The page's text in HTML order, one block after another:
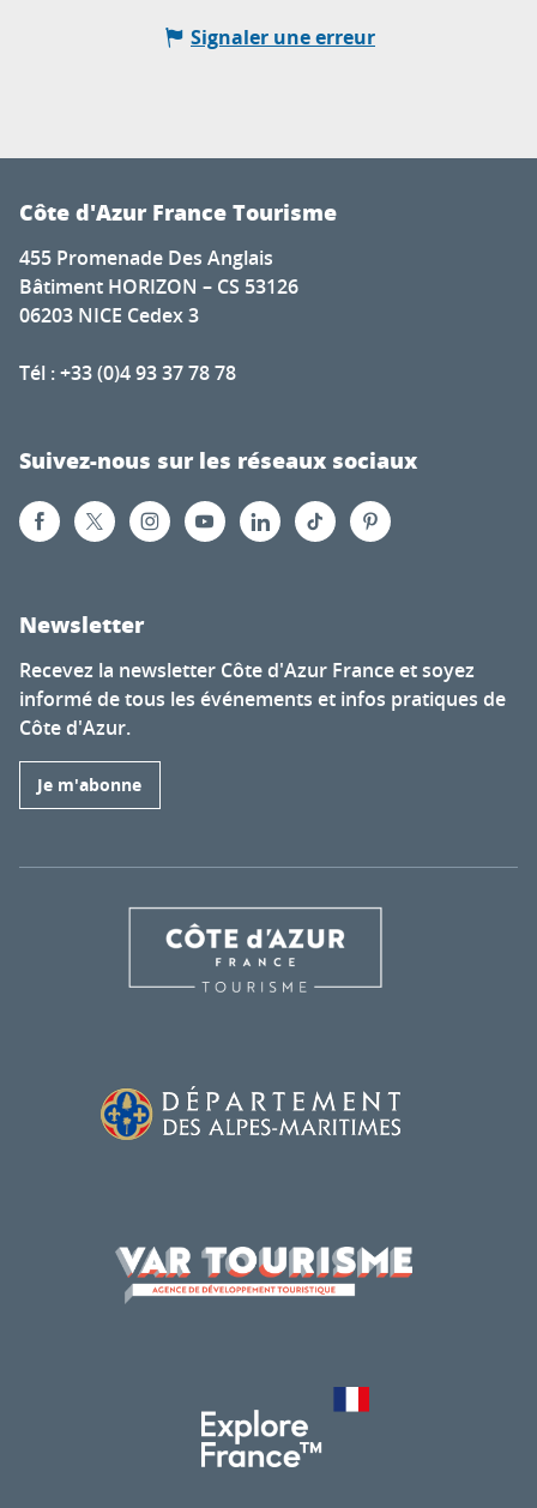
Signaler une erreur
Côte d'Azur France Tourisme
455 Promenade Des Anglais
Bâtiment HORIZON – CS 53126
06203 NICE Cedex 3
Tél : +33 (0)4 93 37 78 78
Suivez-nous sur les réseaux sociaux
Newsletter
Recevez la newsletter Côte d'Azur France et soyez
informé de tous les événements et infos pratiques de
Côte d'Azur.
Je m'abonne